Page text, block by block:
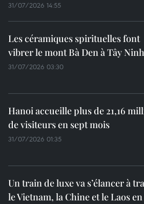
31/07/2026 14:55
Les céramiques spirituelles font
vibrer le mont Bà Den à Tây Ninh
31/07/2026 03:30
Hanoi accueille plus de 21,16
de visiteurs en sept mois ​
31/07/2026 01:35
Un train de luxe va s’élancer à
le Vietnam, la Chine et le Laos en